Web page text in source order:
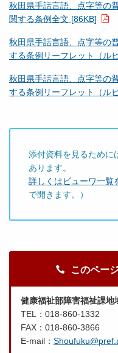
秋田県手話言語、点字等の
関する条例全文 [86KB]
秋田県手話言語、点字等の
する条例リーフレット（ル
秋田県手話言語、点字等の
する条例リーフレット（ル
添付資料を見るために
あります。
詳しくはビューワ一覧
で開きます。）
このペー
健康福祉部障害福祉課地
TEL：018-860-1332
FAX：018-860-3866
E-mail：